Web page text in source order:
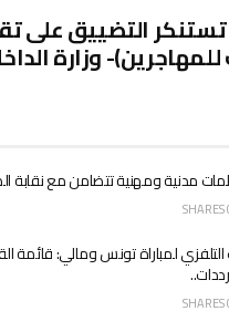
التضييق على
وزارة
مدنية ومهنية تتضامن مع نقابة
التلفزي لمباراة تونس ومالي: قائمة